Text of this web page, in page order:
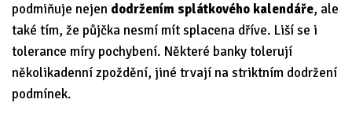
podmiňuje nejen dodržením splátkového kalendáře, ale
také tím, že půjčka nesmí mít splacena dříve. Liší se i
tolerance míry pochybení. Některé banky tolerují
několikadenní zpoždění, jiné trvají na striktním dodržení
podmínek.